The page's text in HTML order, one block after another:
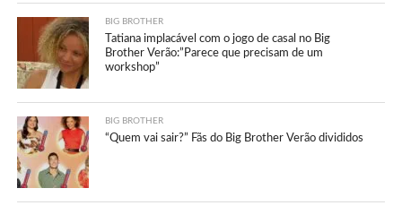
BIG BROTHER
Tatiana implacável com o jogo de casal no Big
Brother Verão:”Parece que precisam de um
workshop”
BIG BROTHER
“Quem vai sair?” Fãs do Big Brother Verão divididos